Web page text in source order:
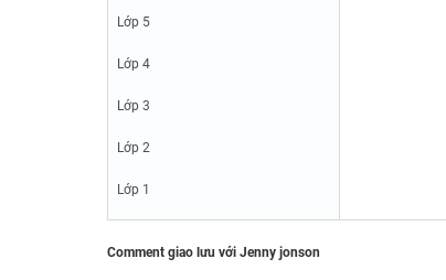
Lớp 5
Lớp 4
Lớp 3
Lớp 2
Lớp 1
Comment giao lưu với Jenny jonson